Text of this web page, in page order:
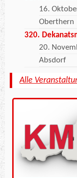
16.
Oberthern
320.
20.
Absdorf
Alle